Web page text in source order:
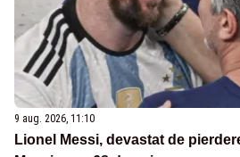
9 aug. 2026, 11:10
Lionel Messi, devastat de